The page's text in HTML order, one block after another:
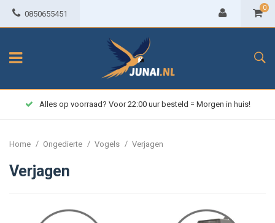
0850655451
0
Alles op voorraad? Voor 22:00 uur besteld = Morgen in huis!
Home / Ongedierte / Vogels / Verjagen
Verjagen